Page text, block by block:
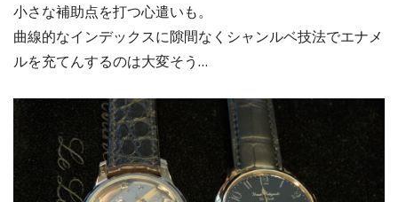
小さな補助点を打つ心遣いも。
曲線的なインデックスに隙間なくシャンルベ技法でエナメ
ルを充てんするのは大変そう…